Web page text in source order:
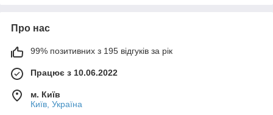
Про нас
99% позитивних з 195 відгуків за рік
Працює з 10.06.2022
м. Київ
Київ, Україна